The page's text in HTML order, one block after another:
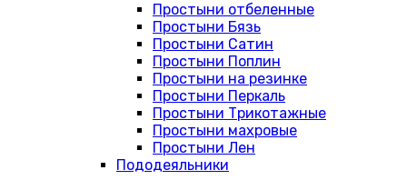
Простыни отбеленные
Простыни Бязь
Простыни Сатин
Простыни Поплин
Простыни на резинке
Простыни Перкаль
Простыни Трикотажные
Простыни махровые
Простыни Лен
Пододеяльники